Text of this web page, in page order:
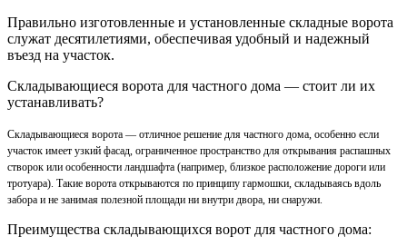
Правильно изготовленные и установленные складные ворота
служат десятилетиями, обеспечивая удобный и надежный
въезд на участок.
Складывающиеся ворота для частного дома — стоит ли их
устанавливать?
Складывающиеся ворота — отличное решение для частного дома, особенно если
участок имеет узкий фасад, ограниченное пространство для открывания распашных
створок или особенности ландшафта (например, близкое расположение дороги или
тротуара). Такие ворота открываются по принципу гармошки, складываясь вдоль
забора и не занимая полезной площади ни внутри двора, ни снаружи.
Преимущества складывающихся ворот для частного дома: